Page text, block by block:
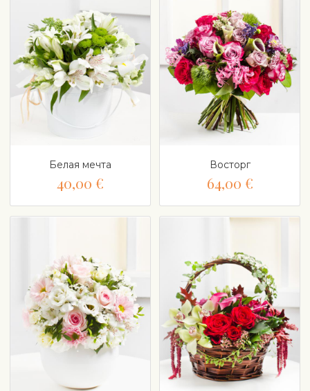
Белая мечта
40,00 €
Восторг
64,00 €